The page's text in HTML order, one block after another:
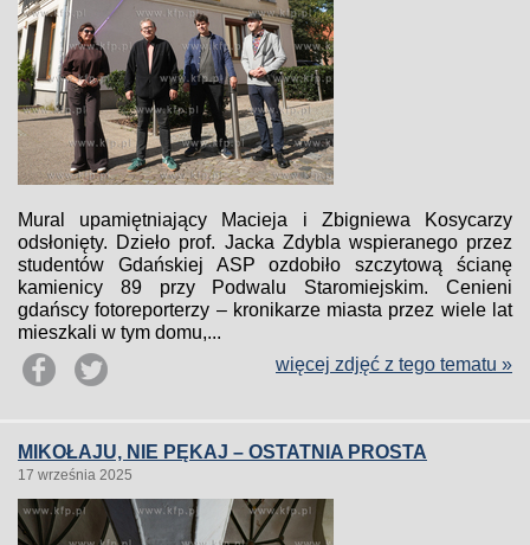
Mural upamiętniający Macieja i Zbigniewa Kosycarzy
odsłonięty. Dzieło prof. Jacka Zdybla wspieranego przez
studentów Gdańskiej ASP ozdobiło szczytową ścianę
kamienicy 89 przy Podwalu Staromiejskim. Cenieni
gdańscy fotoreporterzy – kronikarze miasta przez wiele lat
mieszkali w tym domu,...
więcej zdjęć z tego tematu »
MIKOŁAJU, NIE PĘKAJ – OSTATNIA PROSTA
17 września 2025